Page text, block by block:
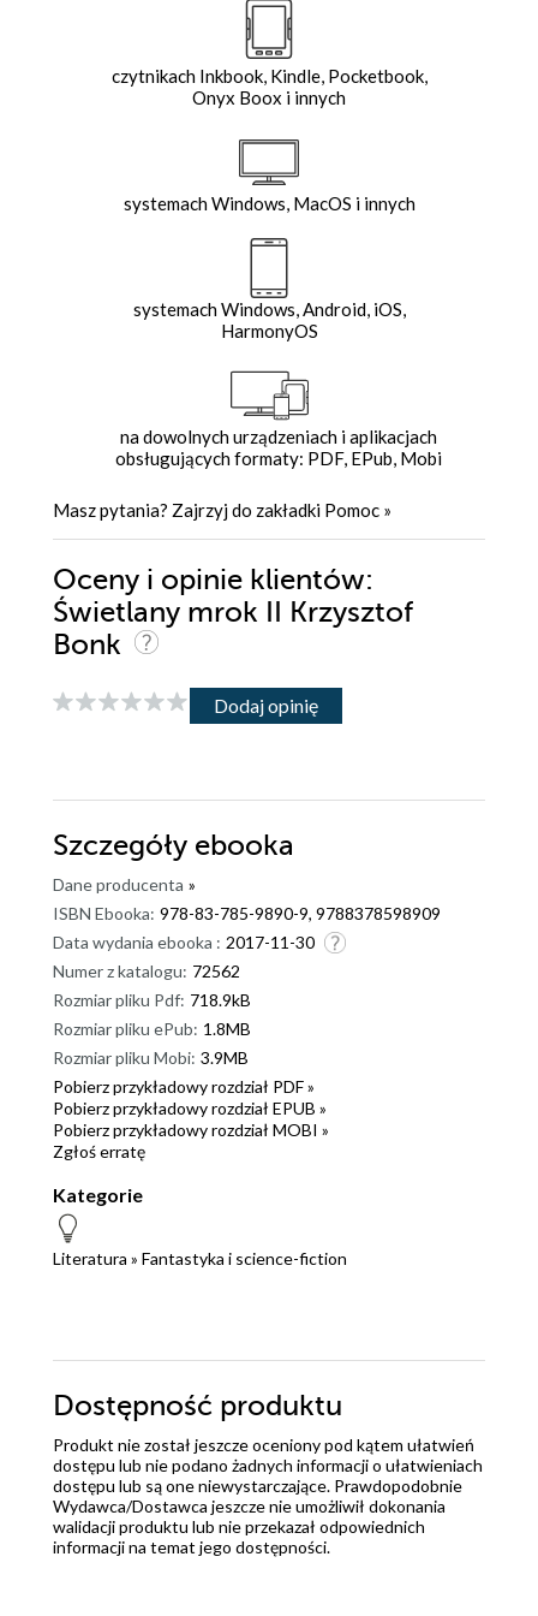
czytnikach Inkbook, Kindle, Pocketbook,
Onyx Boox i innych
systemach Windows, MacOS i innych
systemach Windows, Android, iOS,
HarmonyOS
na dowolnych urządzeniach i aplikacjach
obsługujących formaty: PDF, EPub, Mobi
Masz pytania? Zajrzyj do zakładki Pomoc »
Oceny i opinie klientów:
Świetlany mrok II Krzysztof
Bonk
Dodaj opinię
Szczegóły ebooka
Dane producenta »
ISBN Ebooka: 978-83-785-9890-9, 9788378598909
Data wydania ebooka : 2017-11-30
Numer z katalogu: 72562
Rozmiar pliku Pdf: 718.9kB
Rozmiar pliku ePub: 1.8MB
Rozmiar pliku Mobi: 3.9MB
Pobierz przykładowy rozdział PDF »
Pobierz przykładowy rozdział EPUB »
Pobierz przykładowy rozdział MOBI »
Zgłoś erratę
Kategorie
Literatura » Fantastyka i science-fiction
Dostępność produktu
Produkt nie został jeszcze oceniony pod kątem ułatwień
dostępu lub nie podano żadnych informacji o ułatwieniach
dostępu lub są one niewystarczające. Prawdopodobnie
Wydawca/Dostawca jeszcze nie umożliwił dokonania
walidacji produktu lub nie przekazał odpowiednich
informacji na temat jego dostępności.